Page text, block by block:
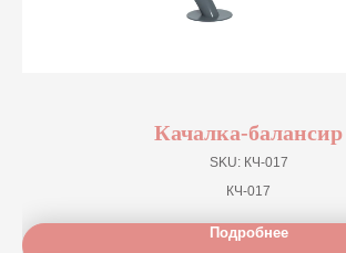
Качалка-балансир
SKU: КЧ-017
КЧ-017
Подробнее